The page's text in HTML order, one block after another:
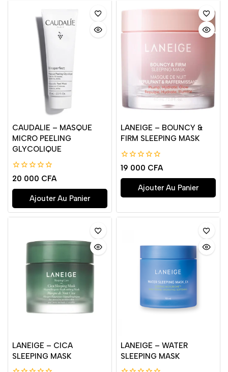
CAUDALIE – MASQUE
MICRO PEELING
GLYCOLIQUE
0
de
5
20 000 CFA
Ajouter Au Panier
LANEIGE – BOUNCY &
FIRM SLEEPING MASK
0
de
5
19 000 CFA
Ajouter Au Panier
LANEIGE – CICA
SLEEPING MASK
LANEIGE – WATER
SLEEPING MASK